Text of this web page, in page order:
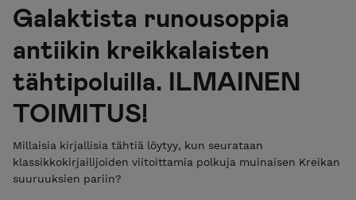
Galaktista runousoppia
antiikin kreikkalaisten
tähtipoluilla. ILMAINEN
TOIMITUS!
Millaisia kirjallisia tähtiä löytyy, kun seurataan
klassikkokirjailijoiden viitoittamia polkuja muinaisen Kreikan
suuruuksien pariin?